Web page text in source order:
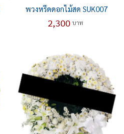
พวงหรีดดอกไม้สด SUK007
2,300 บาท